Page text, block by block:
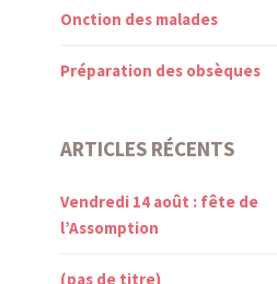
Onction des malades
Préparation des obsèques
ARTICLES RÉCENTS
Vendredi 14 août : fête de
l’Assomption
(pas de titre)